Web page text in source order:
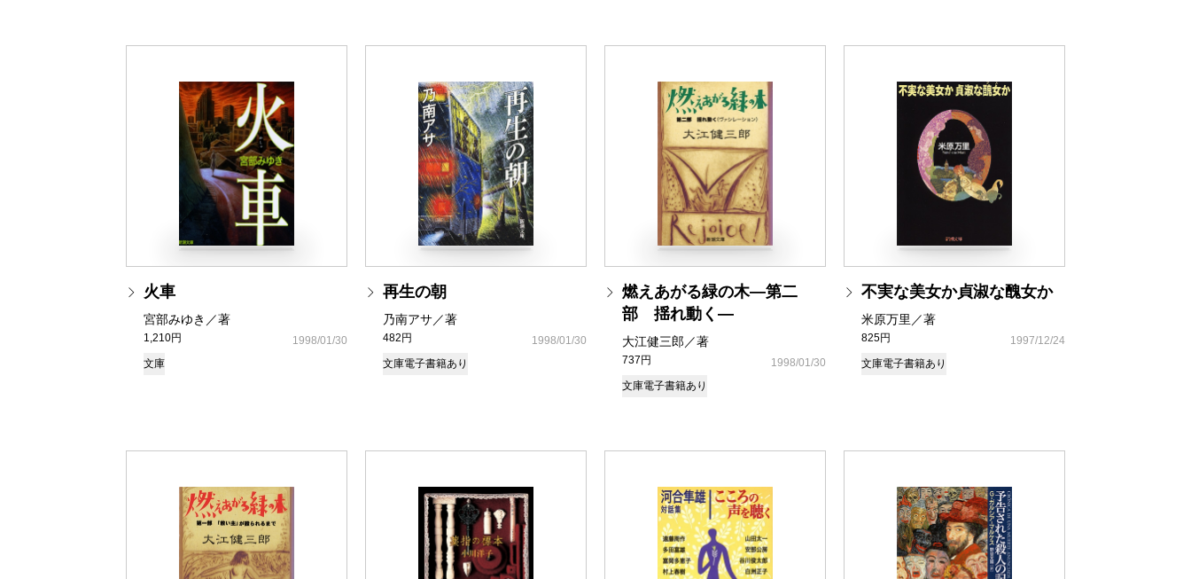
火車
宮部みゆき／著
1,210円
1998/01/30
文庫
再生の朝
乃南アサ／著
482円
1998/01/30
文庫電子書籍あり
燃えあがる緑の木―第二
部 揺れ動く―
大江健三郎／著
737円
1998/01/30
文庫電子書籍あり
不実な美女か貞淑な醜女か
米原万里／著
825円
1997/12/24
文庫電子書籍あり